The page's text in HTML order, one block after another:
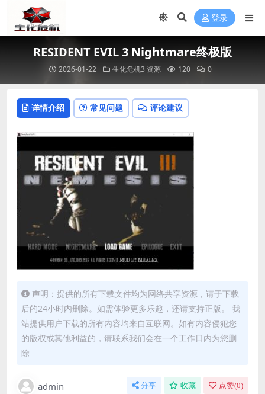
登录
RESIDENT EVIL 3 Nightmare终极版
2026-01-22 生化危机3 资源 120 0
详情介绍 常见问题 评论建议
声明：提供的所有下载文件均为网络共享资源，请于下载
后的24小时内删除。如需体验更多乐趣，还请支持正版。 我
站提供用户下载的所有内容均来自互联网。如有内容侵犯您
的版权或其他利益的，请联系我们会在一个工作日内为您删
除
admin 分享 收藏 点赞(0)